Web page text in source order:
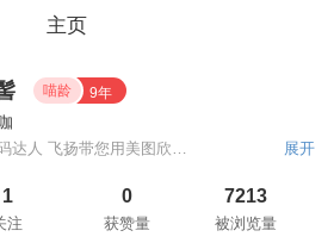
主页
喵龄 9年
摄影师/数码达人 飞扬带您用美图欣赏最新的数码产品，最热的智能周边。 展开
1
注
0
获赞量
7213
被浏览量